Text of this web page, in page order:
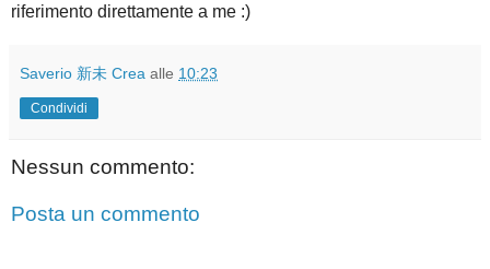
riferimento direttamente a me :)
Saverio 新未 Crea alle 10:23
Condividi
Nessun commento:
Posta un commento